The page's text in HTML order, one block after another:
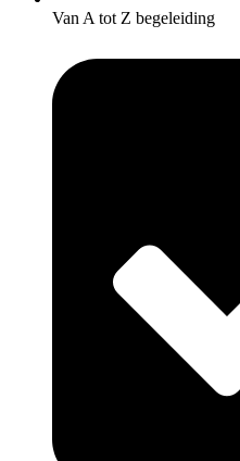
Van A tot Z begeleiding